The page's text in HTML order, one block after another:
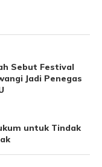
Sebut Festival
Jadi Penegas
untuk Tindak